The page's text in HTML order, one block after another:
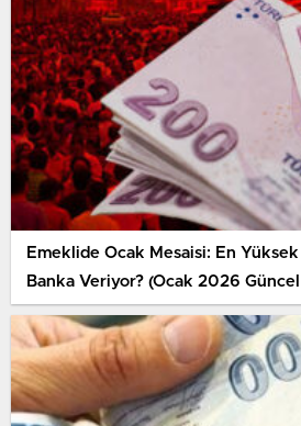
Emeklide Ocak Mesaisi: En
Banka Veriyor? (Ocak 2026